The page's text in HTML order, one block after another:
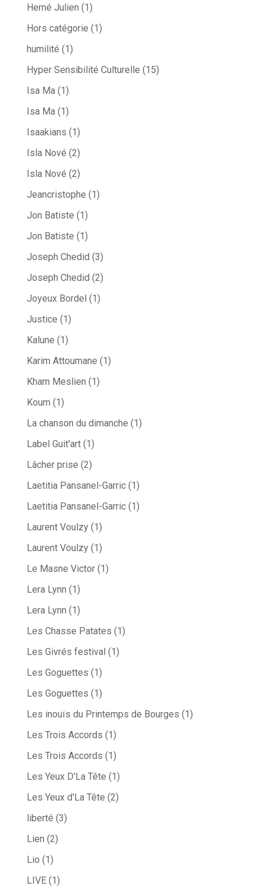
Herné Julien (1)
Hors catégorie (1)
humilité (1)
Hyper Sensibilité Culturelle (15)
Isa Ma(1)
Isa Ma(1)
Isaakians (1)
Isla Nové (2)
Isla Nové (2)
Jeancristophe (1)
Jon Batiste (1)
Jon Batiste (1)
Joseph Chedid (3)
Joseph Chedid (2)
Joyeux Bordel (1)
Justice (1)
Kalune (1)
Karim Attoumane (1)
Kham Meslien (1)
Koum (1)
La chanson du dimanche (1)
Label Guit'art(1)
Lâcher prise (2)
Laetitia Pansanel-Garric(1)
Laetitia Pansanel-Garric(1)
Laurent Voulzy(1)
Laurent Voulzy(1)
Le Masne Victor(1)
Lera Lynn (1)
Lera Lynn (1)
Les Chasse Patates (1)
Les Givrés festival (1)
Les Goguettes (1)
Les Goguettes (1)
Les inouïs du Printemps de Bourges (1)
Les Trois Accords (1)
Les Trois Accords (1)
Les Yeux D'La Tête (1)
Les Yeux d'La Tête (2)
liberté (3)
Lien (2)
Lio (1)
LIVE(1)